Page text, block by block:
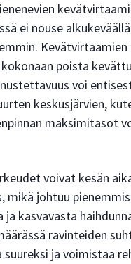
ei nouse
poista
voi
keskusjärvien,
maksimitasot
voivat kesän
mikä johtuu
kasvavasta
ravinteiden
suureksi ja voimistaa